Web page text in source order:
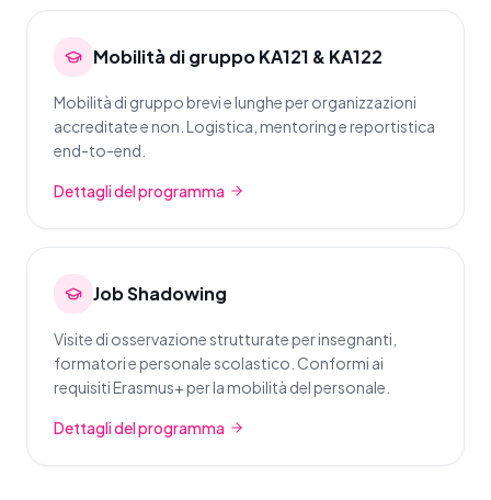
Mobilità di gruppo KA121 & KA122
Mobilità di gruppo brevi e lunghe per organizzazioni
accreditate e non. Logistica, mentoring e reportistica
end-to-end.
Dettagli del programma
Job Shadowing
Visite di osservazione strutturate per insegnanti,
formatori e personale scolastico. Conformi ai
requisiti Erasmus+ per la mobilità del personale.
Dettagli del programma